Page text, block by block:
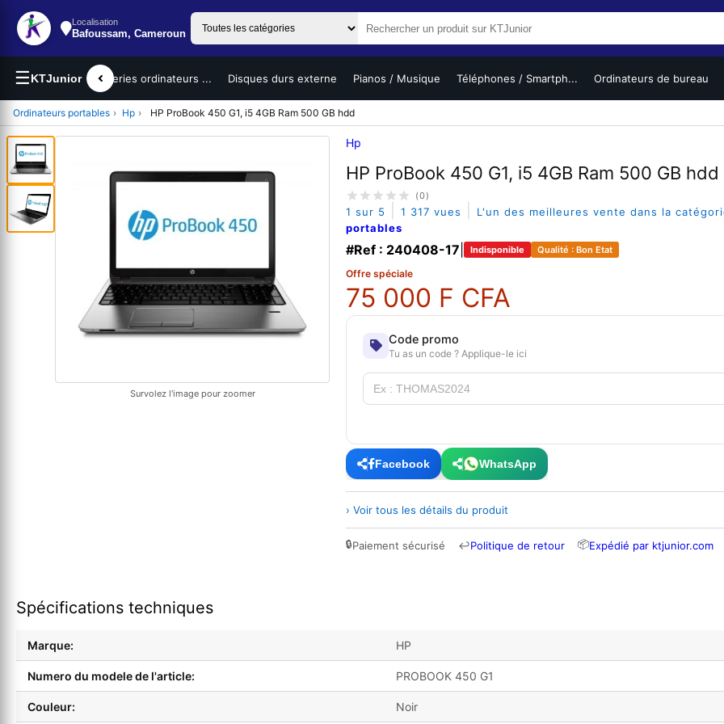
Localisation
Bafoussam, Cameroun
☰KTJunior
portables Batteries ordinateurs ... Disques durs externe Pianos / Musique Téléphones / Smartph... Ordinateurs de bureau
Ordinateurs portables › Hp › HP ProBook 450 G1, i5 4GB Ram 500 GB hdd
Survolez l'image pour zoomer
Hp
HP ProBook 450 G1, i5 4GB Ram 500 GB hdd
(0)
1 sur 5 1 317 vues L'un des meilleures vente dans la
portables
#Ref : 240408-17 Indisponible Qualité : Bon Etat
Offre spéciale
75 000 F CFA
Code promo
Tu as un code ? Applique-le ici
Facebook WhatsApp
› Voir tous les détails du produit
🔒Paiement sécurisé ↩Politique de retour 📦Expédié par ktjunior.com
Spécifications techniques
Marque: HP
Numero du modele de l'article: PROBOOK 450 G1
Couleur: Noir